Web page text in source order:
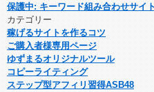
保護中: キーワード組み合わせサイ
カテゴリー
稼げるサイトを作るコツ
ご購入者様専用ページ
ゆずまるオリジナルツール
コピーライティング
ステップ型アフィリ習得ASB48